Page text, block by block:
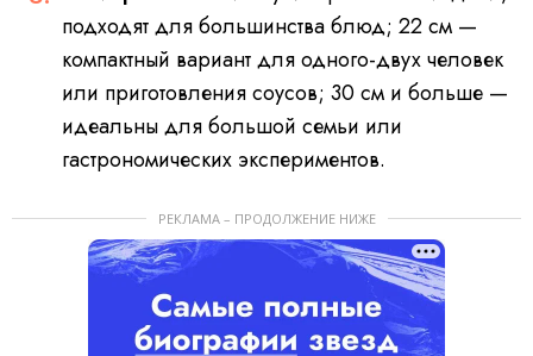
подходят для большинства блюд; 22 см —
компактный вариант для одного-двух человек
или приготовления соусов; 30 см и больше —
идеальны для большой семьи или
гастрономических экспериментов.
РЕКЛАМА – ПРОДОЛЖЕНИЕ НИЖЕ